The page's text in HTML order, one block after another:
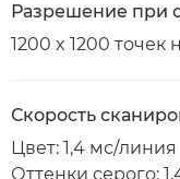
Разрешение при
1200 x 1200 точек
Скорость
Цвет: 1,4 мс/
Оттенки серого: